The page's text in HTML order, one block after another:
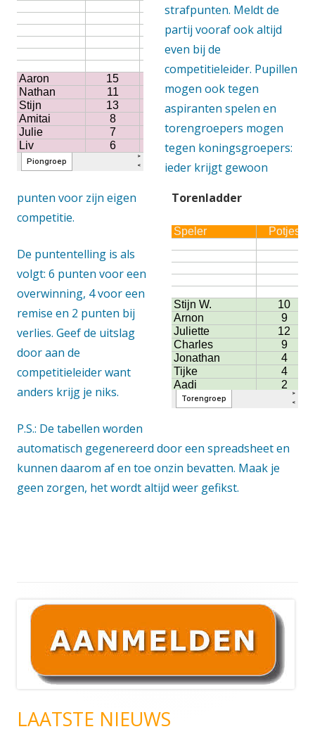
Torenladder
strafpunten. Meldt de
partij vooraf ook altijd
even bij de
competitieleider. Pupillen
mogen ook tegen
aspiranten spelen en
torengroepers mogen
tegen koningsgroepers:
ieder krijgt gewoon
punten voor zijn eigen
competitie.
De puntentelling is als
volgt: 6 punten voor een
overwinning, 4 voor een
remise en 2 punten bij
verlies. Geef de uitslag
door aan de
competitieleider want
anders krijg je niks.
P.S.: De tabellen worden
automatisch gegenereerd door een spreadsheet en
kunnen daarom af en toe onzin bevatten. Maak je
geen zorgen, het wordt altijd weer gefikst.
Hoofd
sidebar
LAATSTE NIEUWS